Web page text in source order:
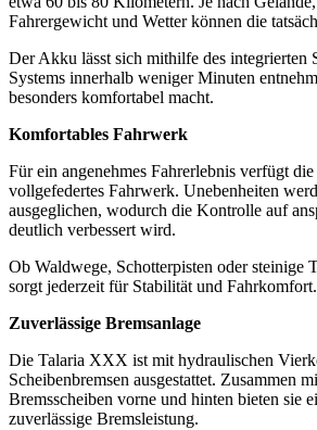
Fahrergewicht und Wetter können die
Der Akku lässt sich mithilfe des integrierten
Systems innerhalb weniger Minuten
besonders komfortabel macht.
Komfortables Fahrwerk
Für ein angenehmes Fahrerlebnis verfügt
vollgefedertes Fahrwerk. Unebenheiten
ausgeglichen, wodurch die Kontrolle auf
deutlich verbessert wird.
Ob Waldwege, Schotterpisten oder steinige
sorgt jederzeit für Stabilität und Fahrkomfort.
Zuverlässige Bremsanlage
Die Talaria XXX ist mit hydraulischen
Scheibenbremsen ausgestattet. Zusammen
Bremsscheiben vorne und hinten bieten sie
zuverlässige Bremsleistung.